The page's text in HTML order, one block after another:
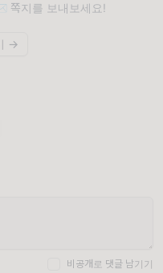
쪽지를 보내보세요!
→
비공개로 댓글 남기기